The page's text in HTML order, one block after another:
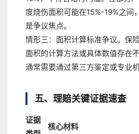
度烧伤面积可能在15%-19%之间
是争议焦点。
情形三：面积计算标准争议。 保
面积的计算方法或具体数值存在
通常需要通过第三方鉴定或专业
五、理赔关键证据速查
证据
核心材料